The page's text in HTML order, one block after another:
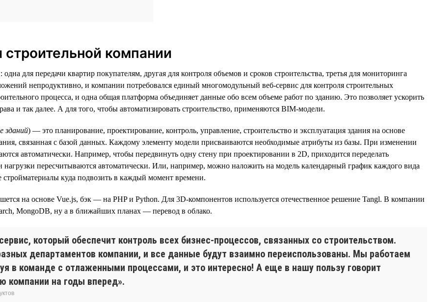
компании
для передачи квартир покупателям, другая для контроля объемов и сроков строительства, третья для мониторинга
непродуктивно, и компании потребовался единый многомодульный веб-сервис для контроля строительных
процесса, и одна общая платформа объединяет данные обо всем объеме работ по зданию. Это позволяет ускорить
и так далее. А для того, чтобы автоматизировать строительство, применяются BIM-модели.
зданий) — это планирование, проектирование, контроль, управление, строительство и эксплуатация здания на основе
связанная с базой данных. Каждому элементу модели присваиваются необходимые атрибуты из базы. При изменении
автоматически. Например, чтобы передвинуть одну стену при проектировании в 2D, приходится переделать
пересчитываются автоматически. Или, например, можно наложить на модель календарный график каждого вида
стройматериалы куда подвозить в каждый момент времени.
на основе Vue.js, бэк — на PHP и Python. Для 3D-компонентов используется отечественное решение Tangl. В компании
MongoDB, ну а в ближайших планах — перевод в облако.
который обеспечит контроль всех бизнес-процессов, связанных со строительством.
департаментов компании, и все данные будут взаимно переиспользованы. Мы работаем
в команде с отлаженными процессами, и это интересно! А еще в нашу пользу говорит
компании на годы вперед».